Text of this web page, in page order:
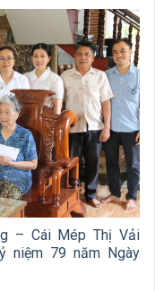
– Cái Mép Thị Vải
niệm 79 năm Ngày